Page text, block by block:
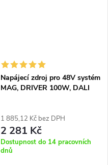
Napájecí zdroj pro 48V systém
MAG, DRIVER 100W, DALI
1 885,12 Kč bez DPH
2 281 Kč
Dostupnost do 14 pracovních
dnů